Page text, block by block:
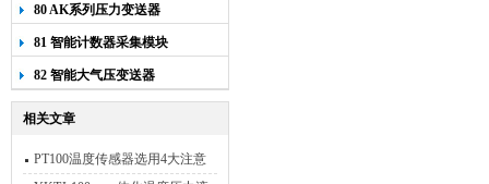
80 AK系列压力变送器
81 智能计数器采集模块
82 智能大气压变送器
相关文章
PT100温度传感器选用4大注意